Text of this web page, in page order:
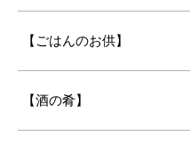
【ごはんのお供】
【酒の肴】